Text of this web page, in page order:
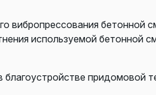
вибропрессования
используемой
придомовой